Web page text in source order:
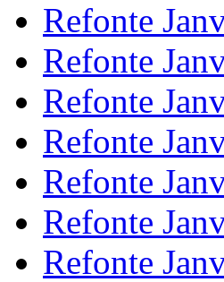
Refonte
Refonte
Refonte
Refonte
Refonte
Refonte
Refonte